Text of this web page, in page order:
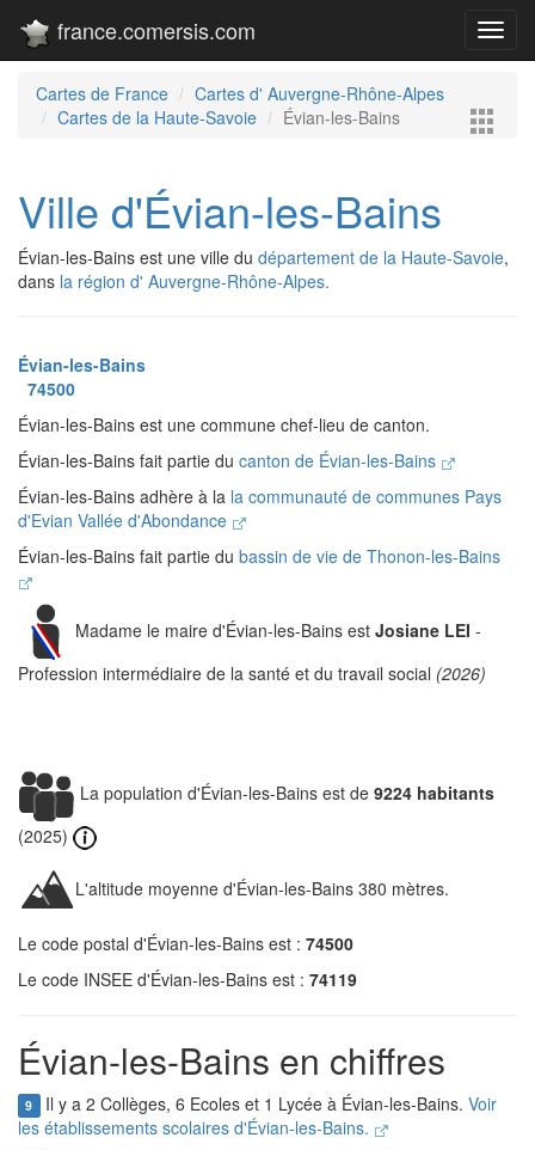
france.comersis.com
Cartes de France
Cartes d' Auvergne-Rhône-Alpes
Cartes de la Haute-Savoie
Évian-les-Bains
Ville d'Évian-les-Bains
Évian-les-Bains est une ville du département de la Haute-Savoie,
dans la région d' Auvergne-Rhône-Alpes.
Évian-les-Bains
74500
Évian-les-Bains est une commune chef-lieu de canton.
Évian-les-Bains fait partie du canton de Évian-les-Bains
Évian-les-Bains adhère à la la communauté de communes Pays
d'Evian Vallée d'Abondance
Évian-les-Bains fait partie du bassin de vie de Thonon-les-Bains
Madame le maire d'Évian-les-Bains est Josiane LEI -
Profession intermédiaire de la santé et du travail social (2026)
La population d'Évian-les-Bains est de 9224 habitants
(2025)
L'altitude moyenne d'Évian-les-Bains 380 mètres.
Le code postal d'Évian-les-Bains est : 74500
Le code INSEE d'Évian-les-Bains est : 74119
Évian-les-Bains en chiffres
9 Il y a 2 Collèges, 6 Ecoles et 1 Lycée à Évian-les-Bains. Voir
les établissements scolaires d'Évian-les-Bains.